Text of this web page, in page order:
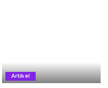
Artikel